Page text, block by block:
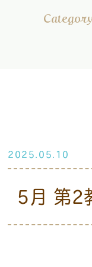
2025.05.10
5月 第